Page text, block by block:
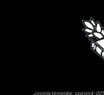
Joomla template: szsnjm4-